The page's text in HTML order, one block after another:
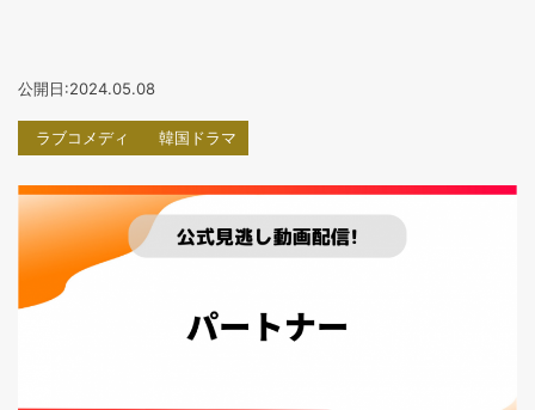
公開日:2024.05.08
ラブコメディ 韓国ドラマ